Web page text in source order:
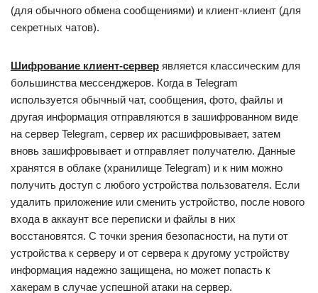
(для обычного обмена сообщениями) и клиент-клиент (для
секретных чатов).
Шифрование клиент-сервер является классическим для
большинства мессенджеров. Когда в Telegram
используется обычный чат, сообщения, фото, файлы и
другая информация отправляются в зашифрованном виде
на сервер Telegram, сервер их расшифровывает, затем
вновь зашифровывает и отправляет получателю. Данные
хранятся в облаке (хранилище Telegram) и к ним можно
получить доступ с любого устройства пользователя. Если
удалить приложение или сменить устройство, после нового
входа в аккаунт все переписки и файлы в них
восстановятся. С точки зрения безопасности, на пути от
устройства к серверу и от сервера к другому устройству
информация надежно защищена, но может попасть к
хакерам в случае успешной атаки на сервер.